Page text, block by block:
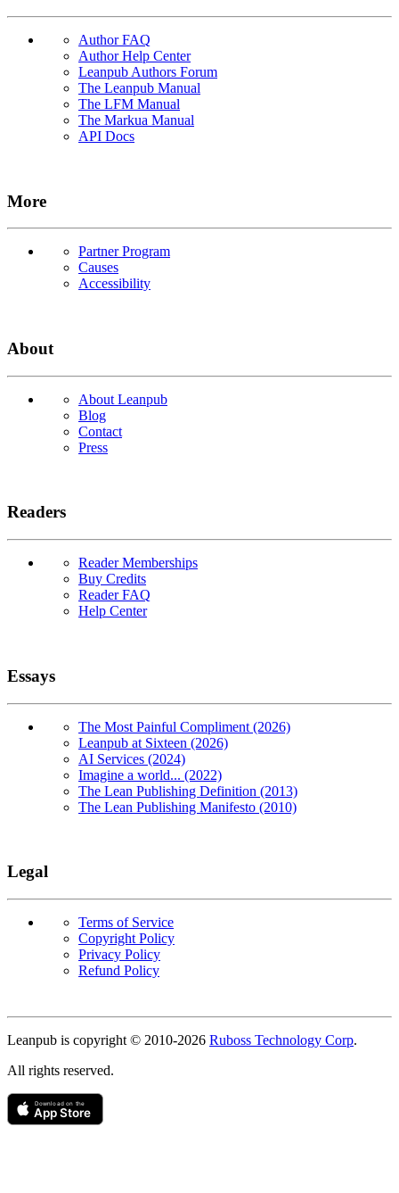
Author FAQ
Author Help Center
Leanpub Authors Forum
The Leanpub Manual
The LFM Manual
The Markua Manual
API Docs
More
Partner Program
Causes
Accessibility
About
About Leanpub
Blog
Contact
Press
Readers
Reader Memberships
Buy Credits
Reader FAQ
Help Center
Essays
The Most Painful Compliment (2026)
Leanpub at Sixteen (2026)
AI Services (2024)
Imagine a world... (2022)
The Lean Publishing Definition (2013)
The Lean Publishing Manifesto (2010)
Legal
Terms of Service
Copyright Policy
Privacy Policy
Refund Policy
Leanpub is copyright © 2010-2026 Ruboss Technology Corp.
All rights reserved.